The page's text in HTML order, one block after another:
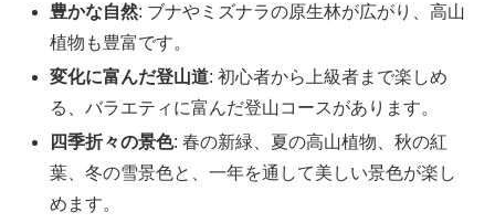
豊かな自然: ブナやミズナラの原生林が広がり、高山
植物も豊富です。
変化に富んだ登山道: 初心者から上級者まで楽しめ
る、バラエティに富んだ登山コースがあります。
四季折々の景色: 春の新緑、夏の高山植物、秋の紅
葉、冬の雪景色と、一年を通して美しい景色が楽し
めます。